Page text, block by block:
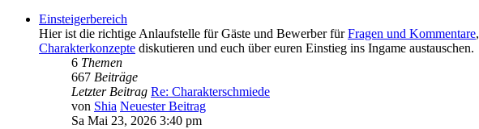
Einsteigerbereich
Hier ist die richtige Anlaufstelle für Gäste und Bewerber fürFragen und Kommentare,
Charakterkonzepte diskutieren und euch über euren Einstieg ins Ingame austauschen.
6 Themen
667 Beiträge
Letzter Beitrag Re: Charakterschmiede
von Shia Neuester Beitrag
Sa Mai 23, 2026 3:40 pm